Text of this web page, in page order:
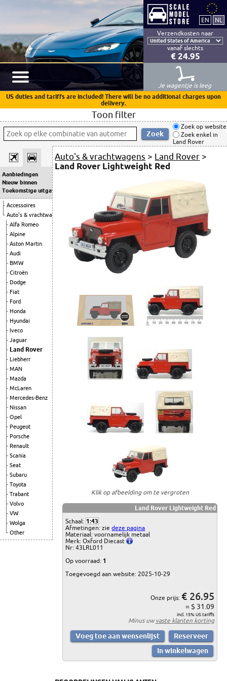
Verzendkosten naar
vanaf slechts
€ 24.95
Je wagentje is leeg
US duties and tariffs are included! There will be no additional charges upon
delivery.
Toon filter
Zoek op website
Zoek enkel in
Land Rover
Aanbiedingen
Nieuw binnen
Toekomstige uitgaven
Accessoires
Auto's & vrachtwagens
Alfa Romeo
Alpine
Aston Martin
Audi
BMW
Citroën
Dodge
Fiat
Ford
Honda
Hyundai
Iveco
Jaguar
Land Rover
Liebherr
MAN
Mazda
McLaren
Mercedes-Benz
Nissan
Opel
Peugeot
Porsche
Renault
Scania
Seat
Subaru
Toyota
Trabant
Volvo
VW
Wolga
Other
Auto's & vrachtwagens > Land Rover >
Land Rover Lightweight Red
Klik op afbeelding om te vergroten
Land Rover Lightweight Red
Schaal: 1:43
Afmetingen: ziedeze pagina
Materiaal: voornamelijk metaal
Merk: Oxford Diecast
Nr: 43LRL011
Op voorraad: 1
Toegevoegd aan website: 2025-10-29
Onze prijs: € 26.95
= $ 31.09
incl. 15% US tariffs
Minus uwvaste klanten korting